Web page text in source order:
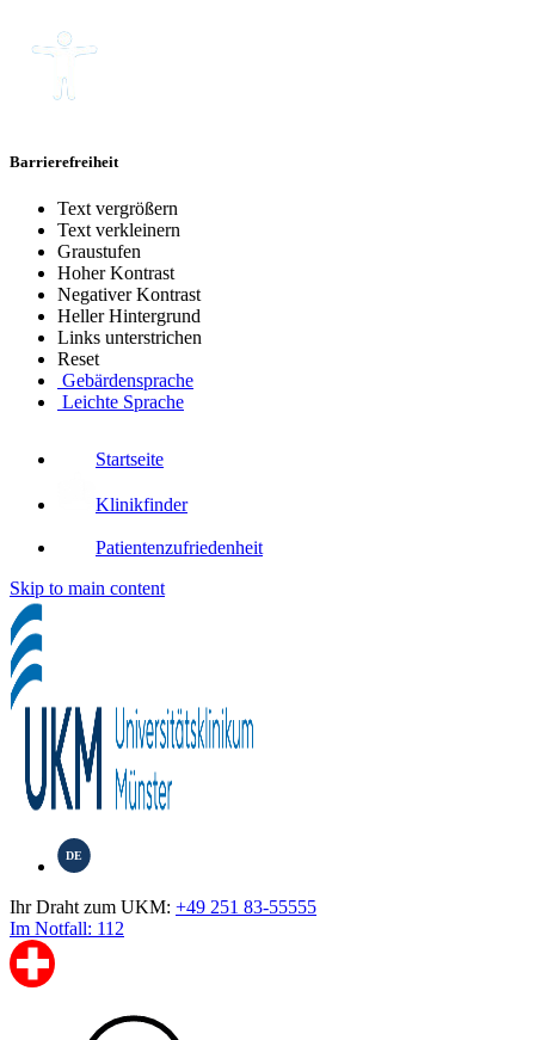
Barrierefreiheit
Text vergrößern
Text verkleinern
Graustufen
Hoher Kontrast
Negativer Kontrast
Heller Hintergrund
Links unterstrichen
Reset
Gebärdensprache
Leichte Sprache
Startseite
Klinikfinder
Patientenzufriedenheit
Skip to main content
DE
Ihr Draht zum UKM: +49 251 83-55555
Im Notfall: 112